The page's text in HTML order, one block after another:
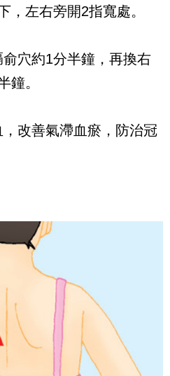
，左右旁開2指寬處。
穴約1分半鐘，再換右
鐘。
改善氣滯血瘀，防治冠